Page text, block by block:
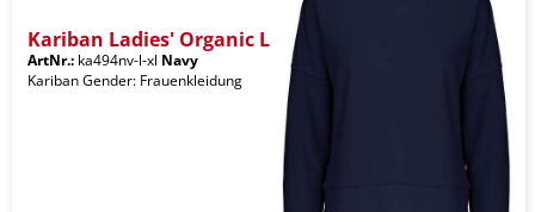
Kariban Ladies' Organic L
ArtNr.: ka494nv-l-xl Navy
Kariban Gender: Frauenkleidung